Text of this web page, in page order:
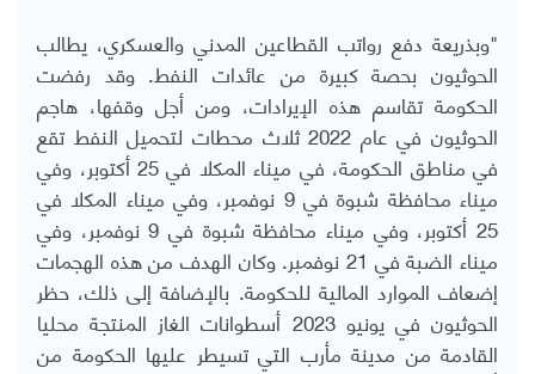
"وبذريعة دفع رواتب القطاعين المدني والعسكري، يطالب
الحوثيون بحصة كبيرة من عائدات النفط. وقد رفضت
الحكومة تقاسم هذه الإيرادات، ومن أجل وقفها، هاجم
الحوثيون في عام 2022 ثلاث محطات لتحميل النفط تقع
في مناطق الحكومة، في ميناء المكلا في 25 أكتوبر، وفي
ميناء محافظة شبوة في 9 نوفمبر، وفي ميناء المكلا في
25 أكتوبر، وفي ميناء محافظة شبوة في 9 نوفمبر، وفي
ميناء الضبة في 21 نوفمبر. وكان الهدف من هذه الهجمات
إضعاف الموارد المالية للحكومة. بالإضافة إلى ذلك، حظر
الحوثيون في يونيو 2023 أسطوانات الغاز المنتجة محليا
القادمة من مدينة مأرب التي تسيطر عليها الحكومة من